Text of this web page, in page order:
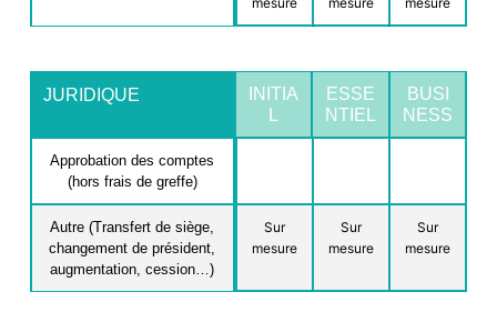
JURIDIQUE
INITIA
ESSE
NTIEL
BUSI
NESS
Approbation des comptes
(hors frais de greffe)
Autre (Transfert de siège,
changement de président,
augmentation, cession…)
Sur
mesure
Sur
mesure
Sur
mesure